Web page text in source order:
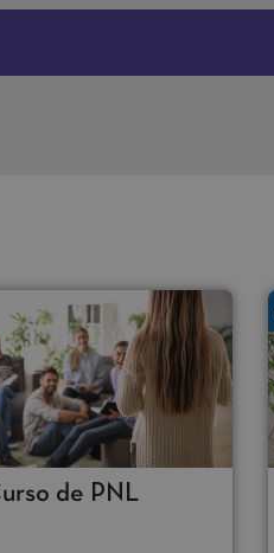
de PNL